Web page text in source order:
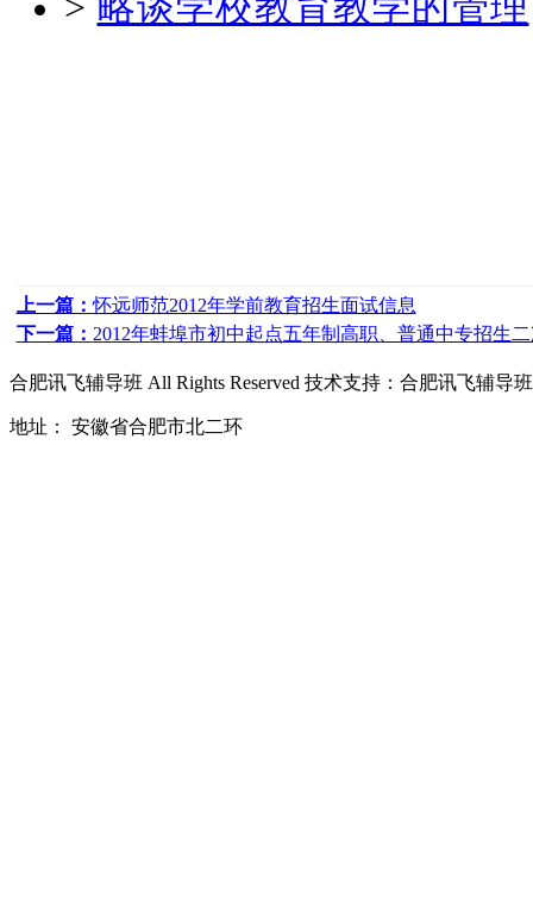
上一篇：怀远师范2012年学前教育招生面试信息
下一篇： 2012年蚌埠市初中起点五年制高职、普通中专招生
合肥讯飞辅导班 All Rights Reserved 技术支持： 合肥讯飞辅导班
地址： 安徽省合肥市北二环